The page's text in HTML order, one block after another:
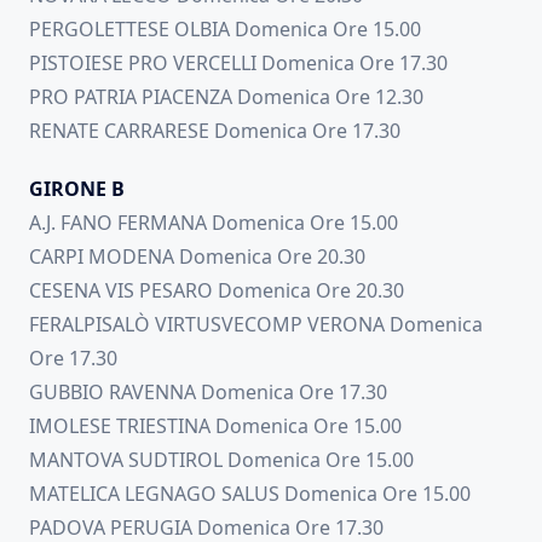
PERGOLETTESE OLBIA Domenica Ore 15.00
PISTOIESE PRO VERCELLI Domenica Ore 17.30
PRO PATRIA PIACENZA Domenica Ore 12.30
RENATE CARRARESE Domenica Ore 17.30
GIRONE B
A.J. FANO FERMANA Domenica Ore 15.00
CARPI MODENA Domenica Ore 20.30
CESENA VIS PESARO Domenica Ore 20.30
FERALPISALÒ VIRTUSVECOMP VERONA Domenica
Ore 17.30
GUBBIO RAVENNA Domenica Ore 17.30
IMOLESE TRIESTINA Domenica Ore 15.00
MANTOVA SUDTIROL Domenica Ore 15.00
MATELICA LEGNAGO SALUS Domenica Ore 15.00
PADOVA PERUGIA Domenica Ore 17.30